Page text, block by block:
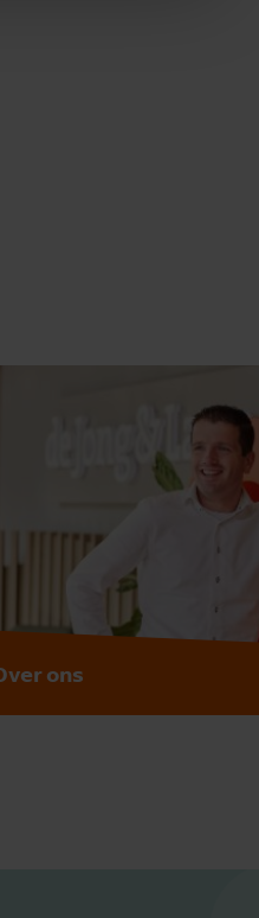
ons